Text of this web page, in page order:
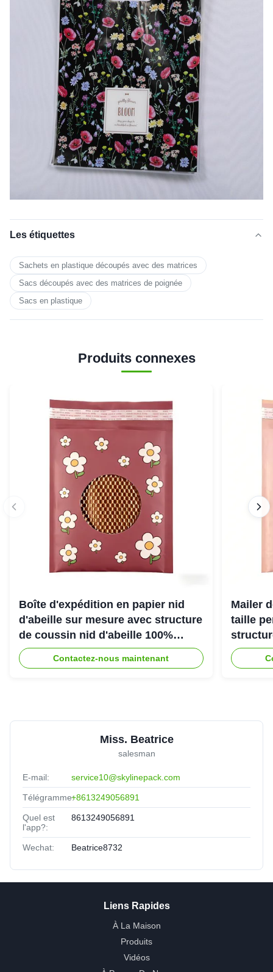
Les étiquettes
Sachets en plastique découpés avec des matrices
Sacs découpés avec des matrices de poignée
Sacs en plastique
Produits connexes
Boîte d'expédition en papier nid
d'abeille sur mesure avec structure
de coussin nid d'abeille 100%
recyclable pour emballage de
protection écologique
Contactez-nous maintenant
Mailer
taille
une
Miss. Beatrice
salesman
E-mail: service10@skylinepack.com
Télégramme:+8613249056891
Quel est
l'app?:
8613249056891
Wechat: Beatrice8732
Liens Rapides
À La Maison
Produits
Vidéos